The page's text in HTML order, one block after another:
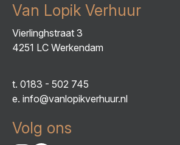
Van Lopik Verhuur
Vierlinghstraat 3
4251 LC Werkendam
t. 0183 - 502 745
e. info@vanlopikverhuur.nl
Volg ons